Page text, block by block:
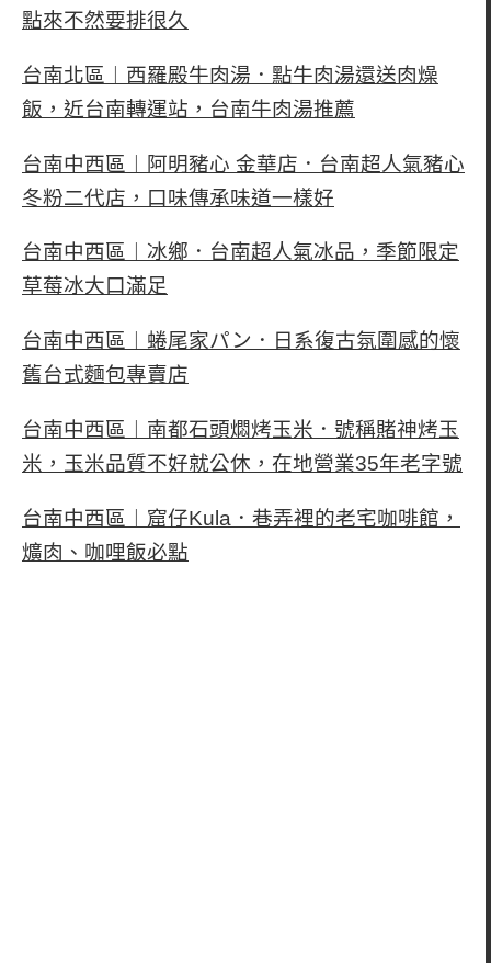
點來不然要排很久
台南北區︱西羅殿牛肉湯．點牛肉湯還送肉燥
飯，近台南轉運站，台南牛肉湯推薦
台南中西區︱阿明豬心 金華店．台南超人氣豬心
冬粉二代店，口味傳承味道一樣好
台南中西區︱冰鄉．台南超人氣冰品，季節限定
草莓冰大口滿足
台南中西區︱蜷尾家パン．日系復古氛圍感的懷
舊台式麵包專賣店
台南中西區︱南都石頭燜烤玉米．號稱賭神烤玉
米，玉米品質不好就公休，在地營業35年老字號
台南中西區︱窟仔Kula．巷弄裡的老宅咖啡館，
爌肉、咖哩飯必點